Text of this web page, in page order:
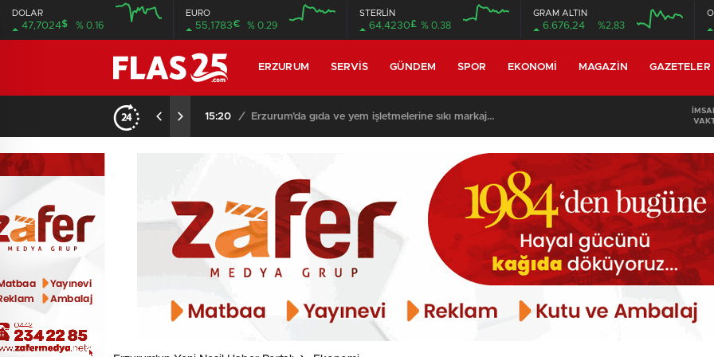
DOLAR
47,7024$ % 0.16
EURO
55,1783€ % 0.29
STERLİN
64,4230£ % 0.38
GRAM ALTIN
6.676,24 %2,83
ERZURUM SERVIS GÜNDEM SPOR EKONOMI MAGAZIN GAZETELER
15:08 / Dere yatağında oluşan gölet Ertuğrul’un mezarı oldu…